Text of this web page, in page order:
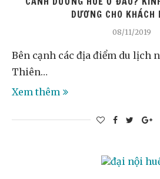
DƯƠNG CHO KHÁCH
08/11/2019
Bên cạnh các địa điểm du lịch
Thiên…
Xem thêm